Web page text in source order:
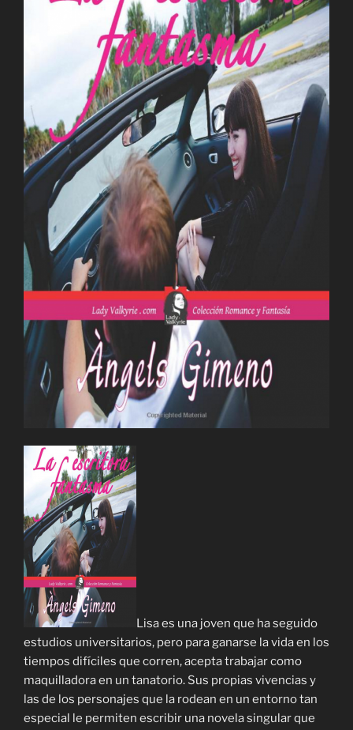
Lisa es una joven que ha seguido
estudios universitarios, pero para ganarse la vida en los
tiempos difíciles que corren, acepta trabajar como
maquilladora en un tanatorio. Sus propias vivencias y
las de los personajes que la rodean en un entorno tan
especial le permiten escribir una novela singular que